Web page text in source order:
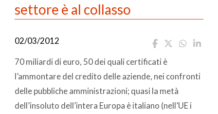
settore è al collasso
02/03/2012
70 miliardi di euro, 50 dei quali certificati è
l’ammontare del credito delle aziende, nei confronti
delle pubbliche amministrazioni; quasi la metà
dell’insoluto dell’intera Europa è italiano (nell’UE i